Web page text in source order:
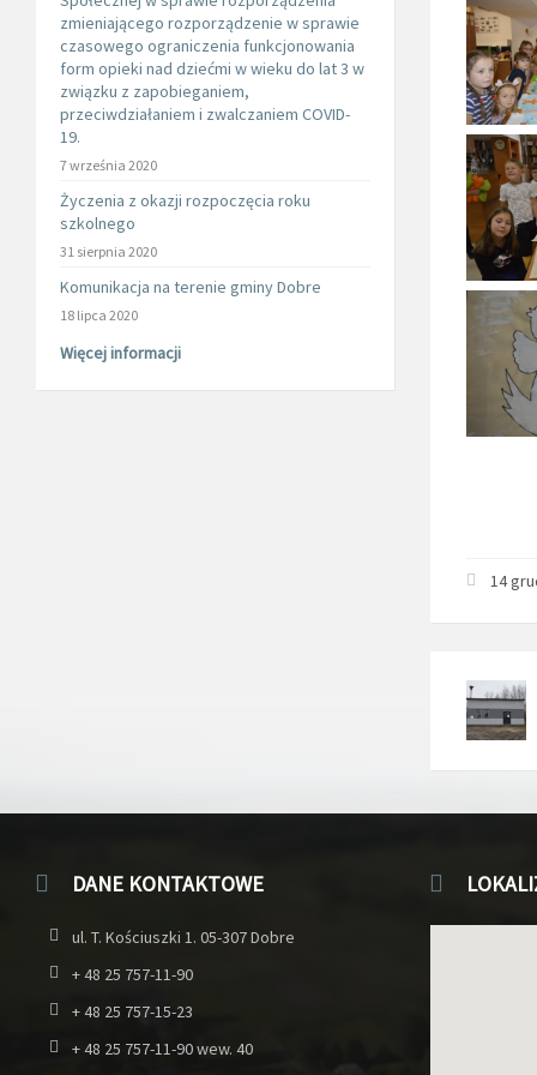
14
zmieniającego rozporządzenie w sprawie
czasowego ograniczenia funkcjonowania
form opieki nad dziećmi w wieku do lat 3 w
związku z zapobieganiem,
przeciwdziałaniem i zwalczaniem COVID-
19.
7 września 2020
Życzenia z okazji rozpoczęcia roku
szkolnego
31 sierpnia 2020
Komunikacja na terenie gminy Dobre
18 lipca 2020
Więcej informacji
DANE KONTAKTOWE
ul. T. Kościuszki 1. 05-307 Dobre
+ 48 25 757-11-90
+ 48 25 757-15-23
+ 48 25 757-11-90 wew. 40